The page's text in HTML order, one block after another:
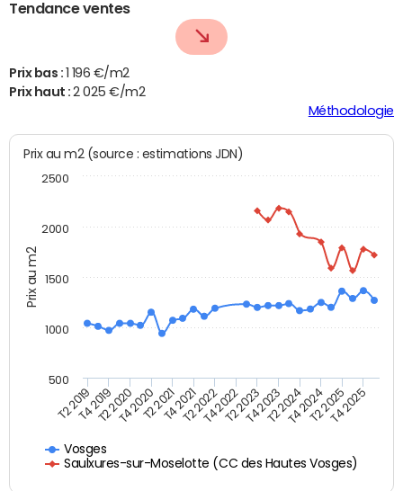
Tendance ventes
Prix bas : 1 196 €/m2
Prix haut :2 025 €/m2
Méthodologie
Prix au m2
Prix au m2 (source : estimations JDN)
Vosges
Saulxures-sur-Moselotte (CC des Hautes Vosges)
T2 2019T4 2019T2 2020T4 2020T2 2021T4 2021T2 2022T4 2022T2 2023T4 2023T2 2024T4 2024T2 2025T4 2025
500
1000
1500
2000
2500